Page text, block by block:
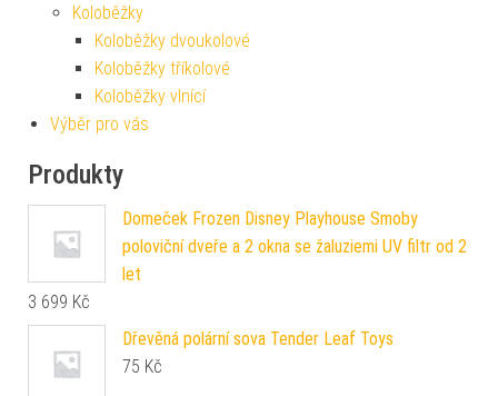
Koloběžky
Koloběžky dvoukolové
Koloběžky tříkolové
Koloběžky vlnící
Výběr pro vás
Produkty
Domeček Frozen Disney Playhouse Smoby
poloviční dveře a 2 okna se žaluziemi UV filtr od 2
let
3 699 Kč
Dřevěná polární sova Tender Leaf Toys
75 Kč